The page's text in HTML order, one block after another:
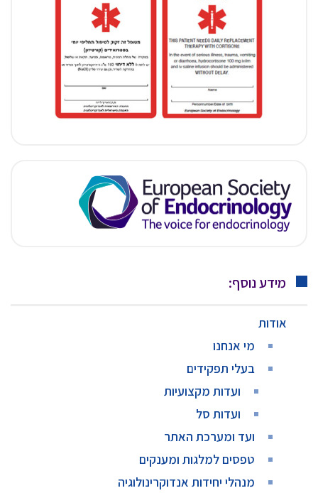
מידע נוסף:
אודות
מי אנחנו
בעלי תפקידים
ועדות מקצועיות
ועדות סל
ועד ומערכת האתר
טפסים למלגות ומענקים
מנהלי יחידות אנדוקרינולוגיה